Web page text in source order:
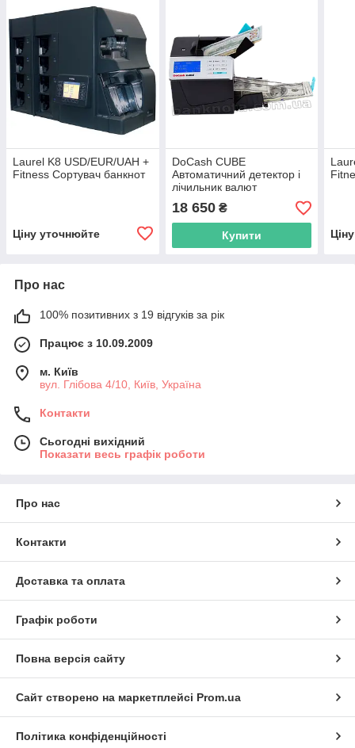
Laurel K8 USD/EUR/UAH +
Fitness Сортувач банкнот
Ціну уточнюйте
DoCash CUBE
Автоматичний детектор і
лічильник валют
18 650₴
Купити
Про нас
100% позитивних з 19 відгуків за рік
Працює з 10.09.2009
м. Київ
вул. Глібова 4/10, Київ, Україна
Контакти
Сьогодні вихідний
Показати весь графік роботи
Про нас
Контакти
Доставка та оплата
Графік роботи
Повна версія сайту
Сайт створено на маркетплейсі Prom.ua
Політика конфіденційності